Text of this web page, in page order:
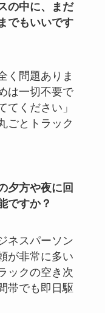
の中に、まだ
でもいいです
く問題ありま
は一切不要で
てください」
ごとトラック
夕方や夜に回
ですか？
ネスパーソン
が非常に多い
ックの空き次
帯でも即日駆